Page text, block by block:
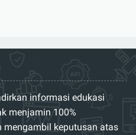
informasi edukasi
menjamin 100%
mengambil keputusan atas